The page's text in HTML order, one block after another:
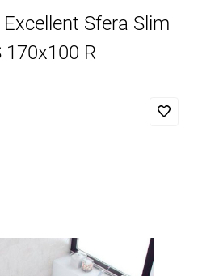
Sfera Slim
170х100 R